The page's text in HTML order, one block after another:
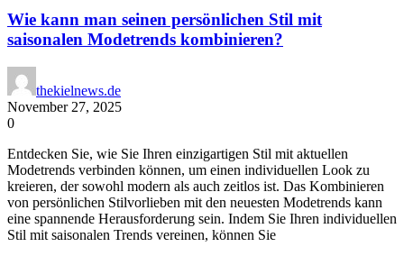
Wie kann man seinen persönlichen Stil mit
saisonalen Modetrends kombinieren?
thekielnews.de
November 27, 2025
0
Entdecken Sie, wie Sie Ihren einzigartigen Stil mit aktuellen
Modetrends verbinden können, um einen individuellen Look zu
kreieren, der sowohl modern als auch zeitlos ist. Das Kombinieren
von persönlichen Stilvorlieben mit den neuesten Modetrends kann
eine spannende Herausforderung sein. Indem Sie Ihren individuellen
Stil mit saisonalen Trends vereinen, können Sie